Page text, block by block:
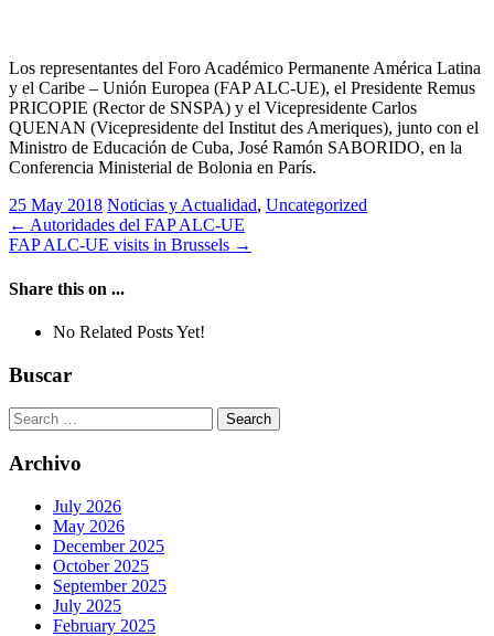
Los representantes del Foro Académico Permanente América Latina
y el Caribe – Unión Europea (FAP ALC-UE), el Presidente Remus
PRICOPIE (Rector de SNSPA) y el Vicepresidente Carlos
QUENAN (Vicepresidente del Institut des Ameriques), junto con el
Ministro de Educación de Cuba, José Ramón SABORIDO, en la
Conferencia Ministerial de Bolonia en París.
25 May 2018 Noticias y Actualidad, Uncategorized
Post
navigation
← Autoridades del FAP ALC-UE
FAP ALC-UE visits in Brussels →
Share this on ...
No Related Posts Yet!
Buscar
Search
for:
Archivo
July 2026
May 2026
December 2025
October 2025
September 2025
July 2025
February 2025